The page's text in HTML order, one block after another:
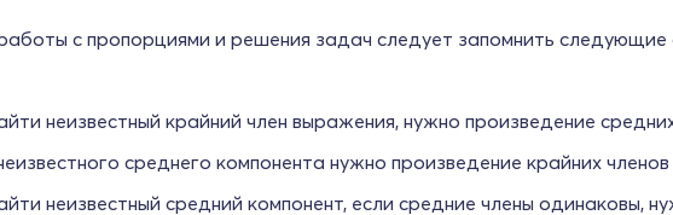
с пропорциями и решения задач следует запомнить следующие
неизвестный крайний член выражения, нужно произведение
среднего компонента нужно произведение крайних
неизвестный средний компонент, если средние члены одинаковы,